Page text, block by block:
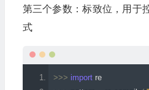
第三个参数：标致位，用于
式
>>> import re